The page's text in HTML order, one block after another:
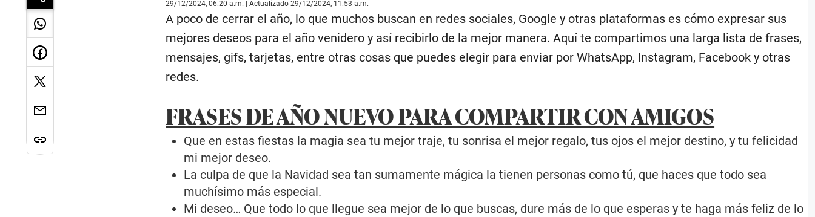
29/12/2024, 06:20 a.m. | Actualizado 29/12/2024, 11:53 a.m.
A poco de cerrar el año, lo que muchos buscan en redes sociales, Google y otras plataformas es cómo expresar sus
mejores deseos para el año venidero y así recibirlo de la mejor manera. Aquí te compartimos una larga lista de frases,
mensajes, gifs, tarjetas, entre otras cosas que puedes elegir para enviar por WhatsApp, Instagram, Facebook y otras
redes.
FRASES DE AÑO NUEVO PARA COMPARTIR CON AMIGOS
Que en estas fiestas la magia sea tu mejor traje, tu sonrisa el mejor regalo, tus ojos el mejor destino, y tu felicidad
mi mejor deseo.
La culpa de que la Navidad sea tan sumamente mágica la tienen personas como tú, que haces que todo sea
muchísimo más especial.
Mi deseo… Que todo lo que llegue sea mejor de lo que buscas, dure más de lo que esperas y te haga más feliz de lo